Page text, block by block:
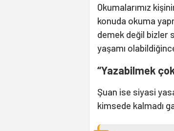
Okumalarımız
konuda okuma
demek değil bizler
yaşamı
“Yazabilmek
Şuan ise siyasi
kimsede kalmadı